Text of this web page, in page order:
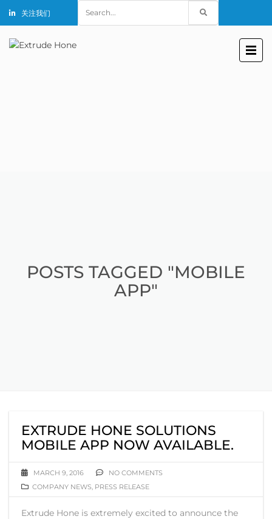
关注我们
for:
POSTS TAGGED "MOBILE
APP"
EXTRUDE HONE SOLUTIONS
MOBILE APP NOW AVAILABLE.
MARCH 9, 2016
NO COMMENTS
COMPANY NEWS, PRESS RELEASE
Extrude Hone is extremely excited to announce the